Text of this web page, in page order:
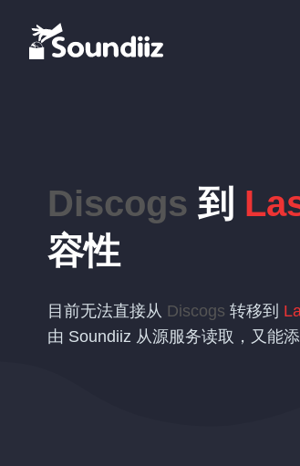
Discogs 到
容性
目前无法直接从 Discogs 转移到
由 Soundiiz 从源服务读取，又能添